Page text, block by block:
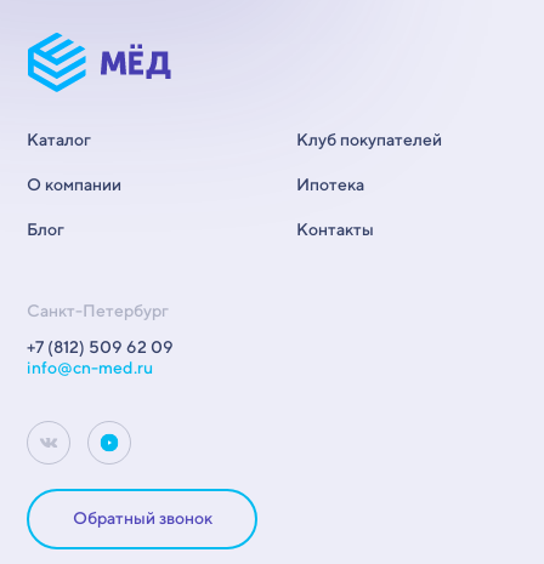
Каталог
О компании
Блог
Клуб покупателей
Ипотека
Контакты
Санкт-Петербург
+7 (812) 509 62 09
info@cn-med.ru
Обратный звонок